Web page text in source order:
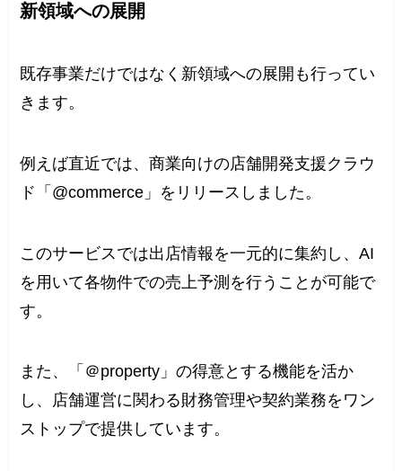
新領域への展開
既存事業だけではなく新領域への展開も行ってい
きます。
例えば直近では、商業向けの店舗開発支援クラウ
ド「@commerce」をリリースしました。
このサービスでは出店情報を一元的に集約し、AI
を用いて各物件での売上予測を行うことが可能で
す。
また、「＠property」の得意とする機能を活か
し、店舗運営に関わる財務管理や契約業務をワン
ストップで提供しています。